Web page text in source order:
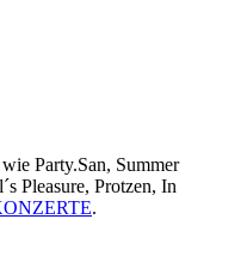
Party.San, Summer
Pleasure, Protzen, In
.